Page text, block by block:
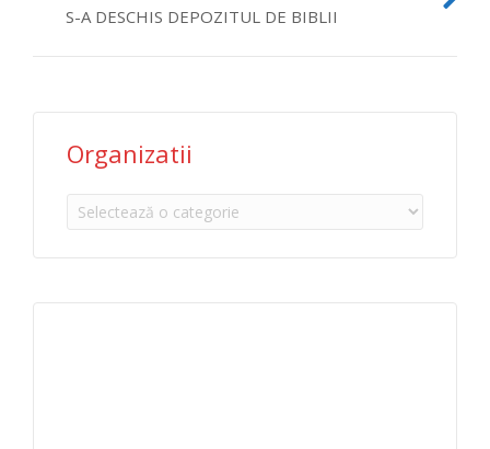
S-A DESCHIS DEPOZITUL DE BIBLII
Organizatii
Organizatii